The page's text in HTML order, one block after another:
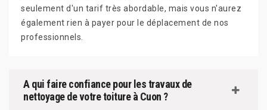
seulement d'un tarif très abordable, mais vous n'aurez
également rien à payer pour le déplacement de nos
professionnels.
A qui faire confiance pour les travaux de
nettoyage de votre toiture à Cuon ?